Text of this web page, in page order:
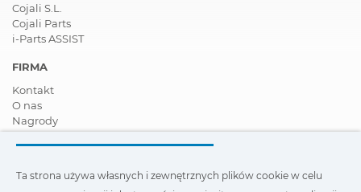
Cojali S.L.
Cojali Parts
i-Parts ASSIST
FIRMA
Kontakt
O nas
Nagrody
Certyfikaty
Społeczna Odpowiedzialność Biznesu
Aktualności
Ta strona używa własnych i zewnętrznych plików cookie w celu